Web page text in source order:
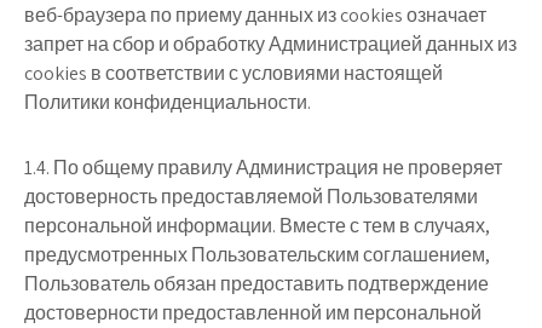
веб-браузера по приему данных из cookies означает
запрет на сбор и обработку Администрацией данных из
cookies в соответствии с условиями настоящей
Политики конфиденциальности.
1.4. По общему правилу Администрация не проверяет
достоверность предоставляемой Пользователями
персональной информации. Вместе с тем в случаях,
предусмотренных Пользовательским соглашением,
Пользователь обязан предоставить подтверждение
достоверности предоставленной им персональной